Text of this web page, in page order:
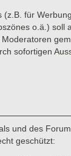
(z.B. für
o.ä.) soll
sofortigen
und des
geschützt: